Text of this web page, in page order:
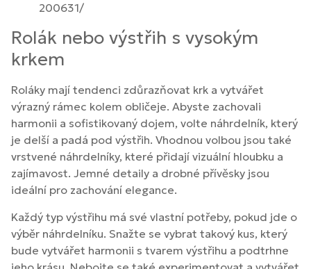
200631/
Rolák nebo výstřih s vysokým
krkem
Roláky mají tendenci zdůrazňovat krk a vytvářet
výrazný rámec kolem obličeje. Abyste zachovali
harmonii a sofistikovaný dojem, volte náhrdelník, který
je delší a padá pod výstřih. Vhodnou volbou jsou také
vrstvené náhrdelníky, které přidají vizuální hloubku a
zajímavost. Jemné detaily a drobné přívěsky jsou
ideální pro zachování elegance.
Každý typ výstřihu má své vlastní potřeby, pokud jde o
výběr náhrdelníku. Snažte se vybrat takový kus, který
bude vytvářet harmonii s tvarem výstřihu a podtrhne